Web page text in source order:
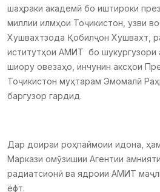
шаҳраки академӣ бо иштироки
миллии илмҳои Тоҷикистон, узви
Хушвахтзода Қобилҷон Хушвахт,
иститутҳои АМИТ бо шукургузори
шиору овезаҳо, инчунин аксҳои
Тоҷикистон муҳтарам Эмомалӣ
баргузор гардид.
Дар доираи роҳпаймоии идона,
Маркази омӯзишии Агентии
радиатсионӣ ва ядроии АМИТ
ёфт.